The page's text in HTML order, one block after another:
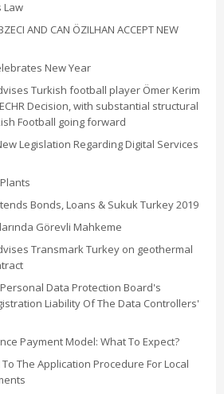
Law
AND CAN ÖZILHAN ACCEPT NEW
New Year
Turkish football player Ömer Kerim
Decision, with substantial structural
Football going forward
Legislation Regarding Digital Services
Bonds, Loans & Sukuk Turkey 2019
Görevli Mahkeme
Transmark Turkey on geothermal
Data Protection Board's
Liability Of The Data Controllers'
Payment Model: What To Expect?
The Application Procedure For Local